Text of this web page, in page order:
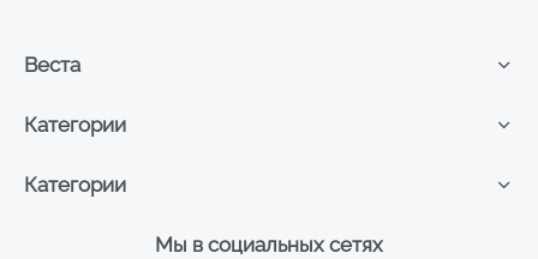
Мы в социальных сетях
Категории
Категории
Веста